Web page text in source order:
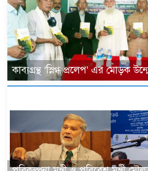
কাব্যগ্রন্থ ‘স্নিগ্ধ প্রলেপ’ এর মোড়ক